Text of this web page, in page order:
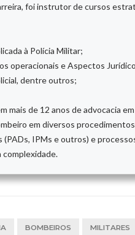
foi instrutor de cursos
à Polícia Militar;
operacionais e Aspectos
dentre outros;
mais de 12 anos de advocacia
em diversos procedimentos
(PADs, IPMs e outros) e
complexidade.
BOMBEIROS MILITARES